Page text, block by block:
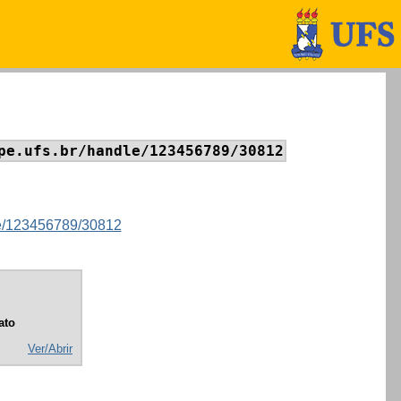
handle/123456789/30812
123456789/30812
Ver/Abrir